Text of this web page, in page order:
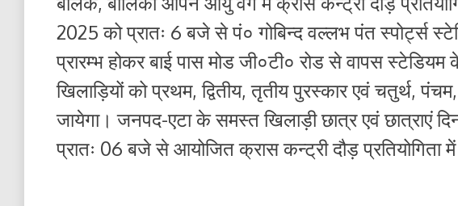
2025 को प्रातः 6 बजे से पं० गोबिन्द वल्लभ पंत स्पोर्ट्स
प्रारम्भ होकर बाई पास मोड जी०टी० रोड से वापस स्टेडियम
खिलाड़ियों को प्रथम, द्वितीय, तृतीय पुरस्कार एवं चतुर्थ,
जायेगा। जनपद-एटा के समस्त खिलाड़ी छात्र एवं छात्राएं
प्रातः 06 बजे से आयोजित क्रास कन्ट्री दौड़